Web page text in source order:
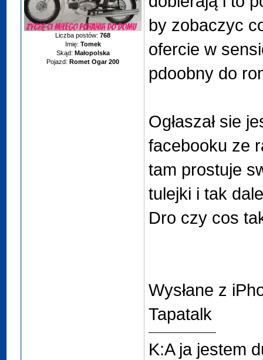
Liczba postów:768
Imię: Tomek
Skąd: Małopolska
Pojazd: Romet Ogar 200
by zobaczyc
ofercie w
pdoobny do
Ogłaszał sie
facebooku ze
tam prostuje
tulejki i tak
Dro czy cos
Wysłane z
Tapatalk
K:A ja jestem